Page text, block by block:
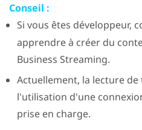
Conseil :
Si vous êtes développeur,
apprendre à créer du
Business Streaming.
Actuellement, la lecture
l'utilisation d'une
prise en charge.